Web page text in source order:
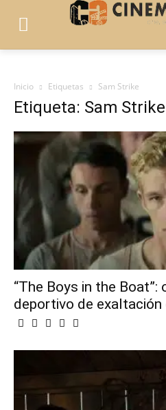
Inicio Etiquetas Sam Strike
Etiqueta: Sam Strike
“The Boys in the Boat”:
deportivo de exaltación